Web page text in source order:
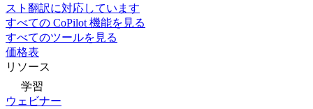
スト翻訳に対応しています
すべての CoPilot 機能を見る
すべてのツールを見る
価格表
リソース
学習
ウェビナー